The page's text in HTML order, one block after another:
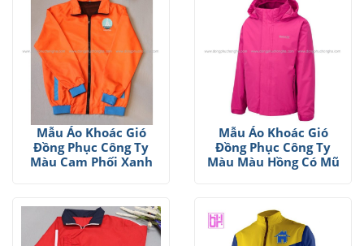
Mẫu Áo Khoác Gió
Đồng Phục Công Ty
Màu Cam Phối Xanh
Mẫu Áo Khoác Gió
Đồng Phục Công Ty
Màu Màu Hồng Có Mũ